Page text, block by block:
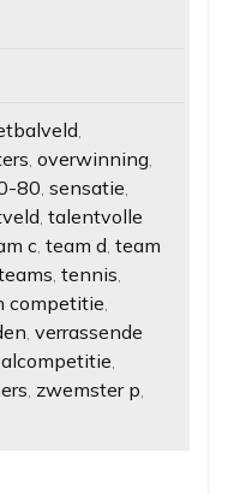
,
, overwinning,
80, sensatie,
, talentvolle
c, team d, team
, tennis,
competitie,
, verrassende
,
, zwemster p,